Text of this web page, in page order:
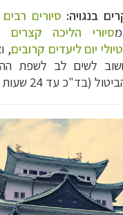
בנגויה: סיורים
סיורי הליכה
טיולי יום ליעדים קרובים,
לשים לב לשפת
עד 24 שעות לפני).